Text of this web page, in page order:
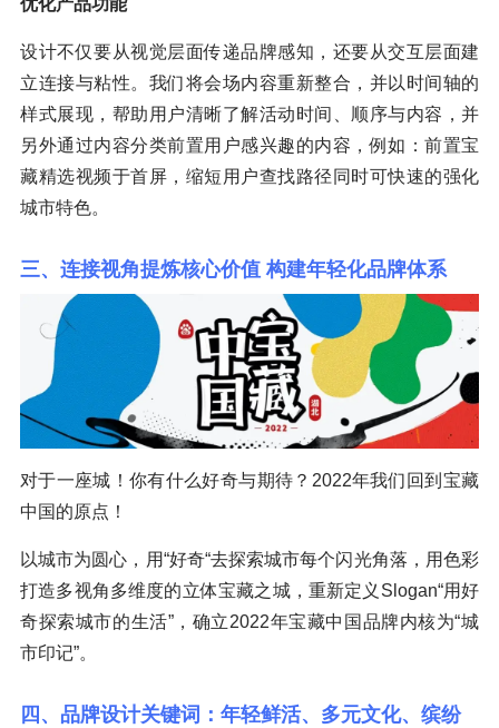
设计不仅要从视觉层面传递品牌感知，还要从交互层面建
立连接与粘性。我们将会场内容重新整合，并以时间轴的
样式展现，帮助用户清晰了解活动时间、顺序与内容，并
另外通过内容分类前置用户感兴趣的内容，例如：前置宝
藏精选视频于首屏，缩短用户查找路径同时可快速的强化
城市特色。
三、连接视角提炼核心价值 构建年轻化品牌体系
对于一座城！你有什么好奇与期待？2022年我们回到宝藏
中国的原点！
以城市为圆心，用“好奇“去探索城市每个闪光角落，用色彩
打造多视角多维度的立体宝藏之城，重新定义Slogan“用好
奇探索城市的生活”，确立2022年宝藏中国品牌内核为“城
市印记”。
四、品牌设计关键词：年轻鲜活、多元文化、缤纷